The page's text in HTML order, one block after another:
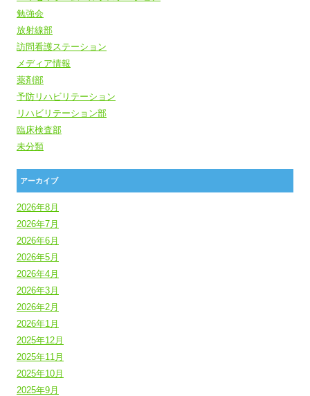
勉強会
放射線部
訪問看護ステーション
メディア情報
薬剤部
予防リハビリテーション
リハビリテーション部
臨床検査部
未分類
アーカイブ
2026年8月
2026年7月
2026年6月
2026年5月
2026年4月
2026年3月
2026年2月
2026年1月
2025年12月
2025年11月
2025年10月
2025年9月